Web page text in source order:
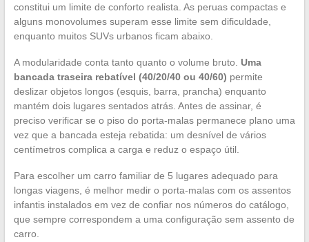
constitui um limite de conforto realista. As peruas compactas e
alguns monovolumes superam esse limite sem dificuldade,
enquanto muitos SUVs urbanos ficam abaixo.
A modularidade conta tanto quanto o volume bruto. Uma
bancada traseira rebatível (40/20/40 ou 40/60) permite
deslizar objetos longos (esquis, barra, prancha) enquanto
mantém dois lugares sentados atrás. Antes de assinar, é
preciso verificar se o piso do porta-malas permanece plano uma
vez que a bancada esteja rebatida: um desnível de vários
centímetros complica a carga e reduz o espaço útil.
Para escolher um carro familiar de 5 lugares adequado para
longas viagens, é melhor medir o porta-malas com os assentos
infantis instalados em vez de confiar nos números do catálogo,
que sempre correspondem a uma configuração sem assento de
carro.